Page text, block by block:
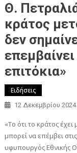
Θ.
κράτος
δεν
επιτόκια»
Ειδήσεις
12 Δεκεμβρίου 2024
«Το ότι το κράτος
μπορεί να επέμβει
υφυπουργός Εθνικής